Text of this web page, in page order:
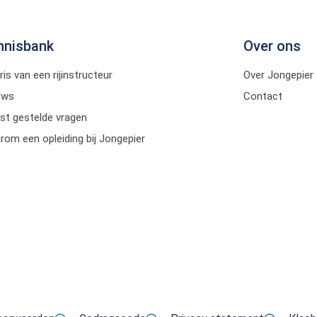
van een rijinstructeur
gestelde vragen
een opleiding bij Jongepier
Over ons
Over Jongepier
Contact